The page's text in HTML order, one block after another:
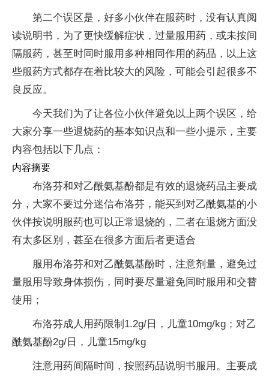
第二个误区是，好多小伙伴在服药时，没有认真阅
读说明书，为了更快缓解症状，过量服用药，或未按间
隔服药，甚至时同时服用多种相同作用的药品，以上这
些服药方式都存在着比较大的风险，可能会引起很多不
良反应。
今天我们为了让各位小伙伴避免以上两个误区，给
大家分享一些退烧药的基本知识点和一些小提示，主要
内容包括以下几点：
内容摘要
布洛芬和对乙酰氨基酚都是有效的退烧药品主要成
分，大家不要过分迷信布洛芬，能买到对乙酰氨基的小
伙伴按说明服药也可以正常退烧的，二者在退烧方面没
有太多区别，甚至在很多方面后者更适合
服用布洛芬和对乙酰氨基酚时，注意剂量，避免过
量服用导致身体损伤，同时要尽量避免同时服用和交替
使用；
布洛芬成人用药限制1.2g/日，儿童10mg/kg；对乙
酰氨基酚2g/日，儿童15mg/kg
注意用药间隔时间，按照药品说明书服用。主要成